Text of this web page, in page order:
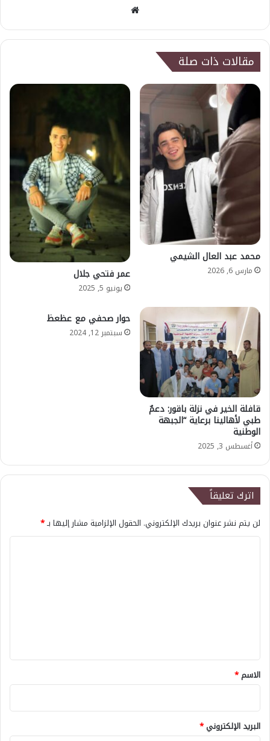
مقالات ذات صلة
محمد عبد العال الشيمي
مارس 6, 2026 عمر فتحي جلال
يونيو 5, 2025
قافلة الخير في نزلة باقور: دعمٌ
طبي لأهالينا برعاية “الجبهة
الوطنية
أغسطس 3, 2025
حوار صحفي مع عظعظ
سبتمبر 12, 2024
اترك تعليقاً
لن يتم نشر عنوان بريدك الإلكتروني. الحقول الإلزامية مشار إليها بـ*
*
الاسم*
البريد الإلكتروني*